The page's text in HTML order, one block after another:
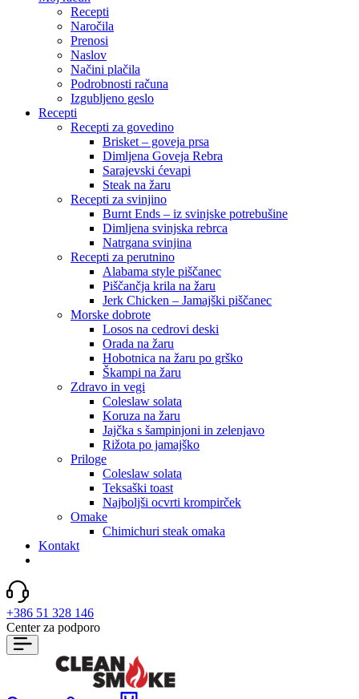
Recepti
Naročila
Prenosi
Naslov
Načini plačila
Podrobnosti računa
Izgubljeno geslo
Recepti
Recepti za govedino
Brisket – goveja prsa
Dimljena Goveja Rebra
Sarajevski ćevapi
Steak na žaru
Recepti za svinjino
Burnt Ends – iz svinjske potrebušine
Dimljena svinjska rebrca
Natrgana svinjina
Recepti za perutnino
Alabama style piščanec
Piščančja krila na žaru
Jerk Chicken – Jamajški piščanec
Morske dobrote
Losos na cedrovi deski
Orada na žaru
Hobotnica na žaru po grško
Škampi na žaru
Zdravo in vegi
Coleslaw solata
Koruza na žaru
Jajčka s šampinjoni in zelenjavo
Rižota po jamajško
Priloge
Coleslaw solata
Teksaški toast
Najboljši ocvrti krompirček
Omake
Chimichuri steak omaka
Kontakt
+386 51 328 146
Center za podporo